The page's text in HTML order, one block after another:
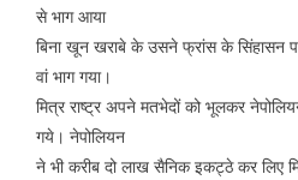
से भाग आया
बिना खून खराबे के उसने फ्रांस के सिंहासन
वां भाग गया।
मित्र राष्ट्र अपने मतभेदों को भूलकर
गये। नेपोलियन
ने भी करीब दो लाख सैनिक इकट्ठे कर लिए